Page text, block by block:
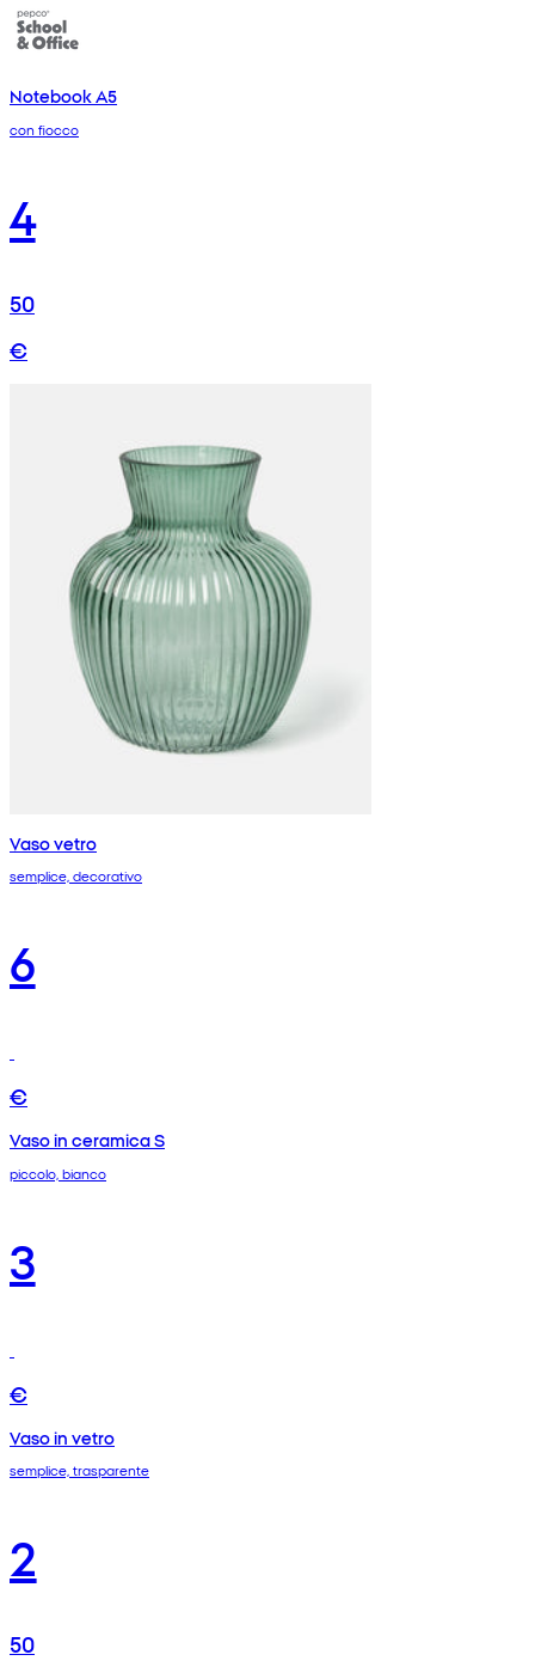
Notebook A5
con fiocco
4
50
€
Vaso vetro
semplice, decorativo
6
€
Vaso in ceramica S
piccolo, bianco
3
€
Vaso in vetro
semplice, trasparente
2
50